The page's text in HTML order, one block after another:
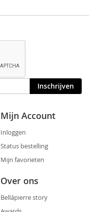
Inschrijven
Mijn Account
Inloggen
Status bestelling
Mijn favorieten
Over ons
Bellápierre story